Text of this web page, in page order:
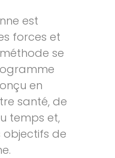
est
forces et
se
en
santé, de
temps et,
objectifs de